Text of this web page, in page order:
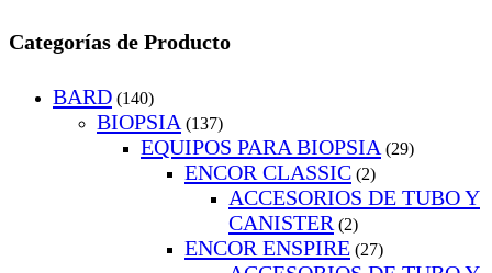
Categorías de Producto
BARD (140)
BIOPSIA (137)
EQUIPOS PARA BIOPSIA (29)
ENCOR CLASSIC (2)
ACCESORIOS DE TUBO Y
CANISTER (2)
ENCOR ENSPIRE (27)